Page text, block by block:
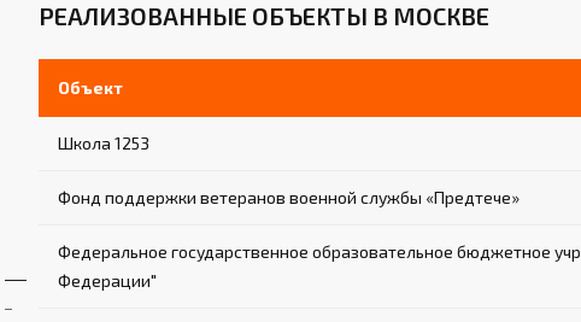
РЕАЛИЗОВАННЫЕ ОБЪЕКТЫ В МОСКВЕ
Объект
Школа 1253
Фонд поддержки ветеранов военной службы «Предтече»
Федеральное государственное образовательное бюджетное
Федерации"